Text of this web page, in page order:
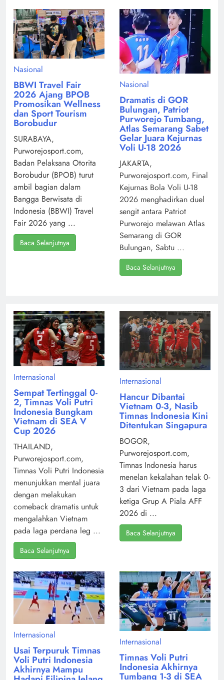
Nasional
BBWI Travel Fair
2026 Ajang BPOB
Promosikan Wellness
dan Sport Tourism
Borobudur
SURABAYA,
Purworejosport.com,
Badan Pelaksana Otorita
Borobudur (BPOB) turut
ambil bagian dalam
Bangga Berwisata di
Indonesia (BBWI) Travel
Fair 2026 yang ...
Baca Selanjutnya
Nasional
Dramatis di GOR
Bulungan, Patriot
Purworejo Tumbang,
Atlas Semarang Sabet
Gelar Juara Kejurnas
Voli U-18 2026
JAKARTA,
Purworejosport.com, Final
Kejurnas Bola Voli U-18
2026 menghadirkan duel
sengit antara Patriot
Purworejo melawan Atlas
Semarang di GOR
Bulungan, Sabtu ...
Baca Selanjutnya
Internasional
Sempat Tertinggal 0-
2, Timnas Voli Putri
Indonesia Bungkam
Vietnam di SEA V
Cup 2026
THAILAND,
Purworejosport.com,
Timnas Voli Putri Indonesia
menunjukkan mental juara
dengan melakukan
comeback dramatis untuk
mengalahkan Vietnam
pada laga perdana leg ...
Baca Selanjutnya
Internasional
Hancur Dibantai
Vietnam 0-3, Nasib
Timnas Indonesia Kini
Ditentukan Singapura
BOGOR,
Purworejosport.com,
Timnas Indonesia harus
menelan kekalahan telak 0-
3 dari Vietnam pada laga
ketiga Grup A Piala AFF
2026 di ...
Baca Selanjutnya
Internasional
Usai Terpuruk Timnas
Voli Putri Indonesia
Akhirnya Mampu
Internasional
Timnas Voli Putri
Indonesia Akhirnya
Tumbang 1-3 di SEA